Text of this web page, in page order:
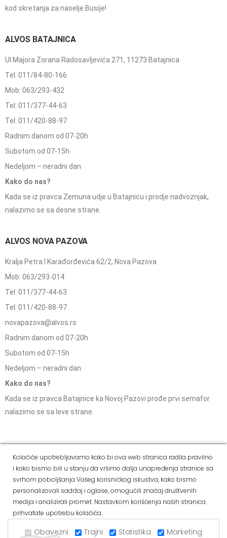
kod skretanja za naselje Busije!
ALVOS BATAJNICA
Ul Majora Zorana Radosavljevića 271, 11273 Batajnica
Tel: 011/84-80-166
Mob: 063/293-432
Tel: 011/377-44-63
Tel: 011/420-88-97
Radnim danom od 07-20h
Subotom od 07-15h
Nedeljom – neradni dan
Kako do nas?
Kada se iz pravca Zemuna udje u Batajnicu i prodje nadvoznjak,
nalazimo se sa desne strane.
ALVOS NOVA PAZOVA
Kralja Petra I Karađorđevića 62/2, Nova Pazova
Mob: 063/293-014
Tel: 011/377-44-63
Tel: 011/420-88-97
novapazova@alvos.rs
Radnim danom od 07-20h
Subotom od 07-15h
Nedeljom – neradni dan
Kako do nas?
Kada se iz pravca Batajnice ka Novoj Pazovi prođe prvi semafor
nalazimo se sa leve strane.
Copyright © 2021 Alvos. All Rights Reserved.
Izrada internet prodavnice i SEO - Web Business Solutions
Dostava i
način
plaćanja
Politika
privatnosti
Kako
kupiti
Reklamacije i pravo
na odustajanje
Social Media
Kolačiće upotrebljavamo kako bi ova web stranica radila pravilno
i kako bismo bili u stanju da vršimo dalja unapređenja stranice sa
svrhom poboljšanja Vašeg korisničkog iskustva, kako bismo
personalizovali sadržaj i oglase, omogućili značaj društvenih
medija i analizirali promet. Nastavkom korišćenja naših stranica
prihvatate upotrebu kolačića.
Obavezni Trajni Statistika Marketing